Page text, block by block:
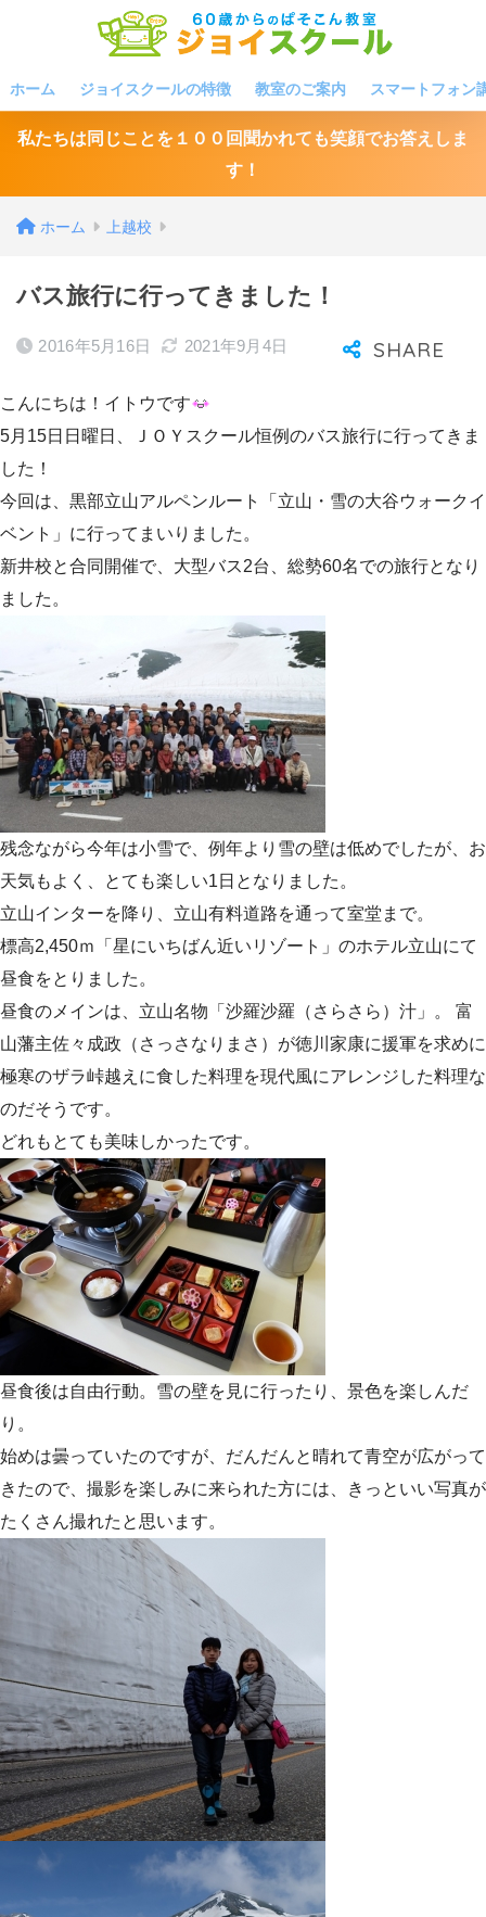
ホーム ジョイスクールの特徴 教室のご案内 スマートフォン
私たちは同じことを１００回聞かれても笑顔でお答えしま
す！
ホーム 上越校
バス旅行に行ってきました！
2016年5月16日 2021年9月4日
こんにちは！イトウです
5月15日日曜日、ＪＯＹスクール恒例のバス旅行に行ってきま
した！
今回は、黒部立山アルペンルート「立山・雪の大谷ウォークイ
ベント」に行ってまいりました。
新井校と合同開催で、大型バス2台、総勢60名での旅行となり
ました。
残念ながら今年は小雪で、例年より雪の壁は低めでしたが、お
天気もよく、とても楽しい1日となりました。
立山インターを降り、立山有料道路を通って室堂まで。
標高2,450ｍ「星にいちばん近いリゾート」のホテル立山にて
昼食をとりました。
昼食のメインは、立山名物「沙羅沙羅（さらさら）汁」。 富
山藩主佐々成政（さっさなりまさ）が徳川家康に援軍を求めに
極寒のザラ峠越えに食した料理を現代風にアレンジした料理な
のだそうです。
どれもとても美味しかったです。
昼食後は自由行動。雪の壁を見に行ったり、景色を楽しんだ
り。
始めは曇っていたのですが、だんだんと晴れて青空が広がって
きたので、撮影を楽しみに来られた方には、きっといい写真が
たくさん撮れたと思います。